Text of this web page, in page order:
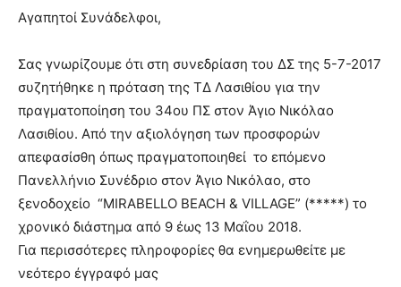
Αγαπητοί Συνάδελφοι,
Σας γνωρίζουμε ότι στη συνεδρίαση του ΔΣ της 5-7-2017
συζητήθηκε η πρόταση της ΤΔ Λασιθίου για την
πραγματοποίηση του 34ου ΠΣ στον Άγιο Νικόλαο
Λασιθίου. Από την αξιολόγηση των προσφορών
απεφασίσθη όπως πραγματοποιηθεί το επόμενο
Πανελλήνιο Συνέδριο στον Άγιο Νικόλαο, στο
ξενοδοχείο “MIRABELLO BEACH & VILLAGE” (*****) το
χρονικό διάστημα από 9 έως 13 Μαΐου 2018.
Για περισσότερες πληροφορίες θα ενημερωθείτε με
νεότερο έγγραφό μας